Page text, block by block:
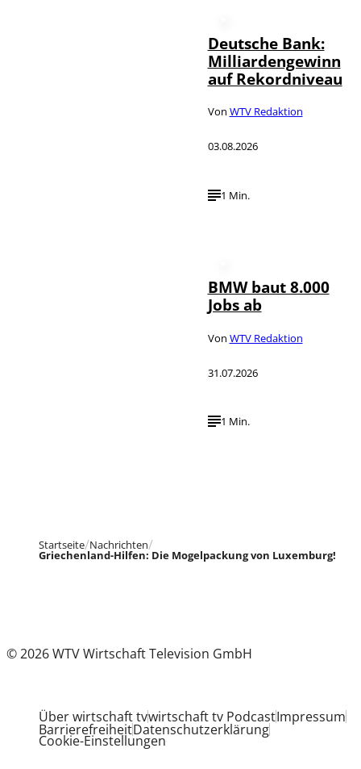
Deutsche Bank:
Milliardengewinn
auf Rekordniveau
Von WTV Redaktion
03.08.2026
1 Min.
BMW baut 8.000
Jobs ab
Von WTV Redaktion
31.07.2026
1 Min.
Startseite Nachrichten
Griechenland-Hilfen: Die Mogelpackung von Luxemburg!
© 2026 WTV Wirtschaft Television GmbH
Über wirtschaft tvwirtschaft tv PodcastImpressum
BarrierefreiheitDatenschutzerklärung
Cookie-Einstellungen